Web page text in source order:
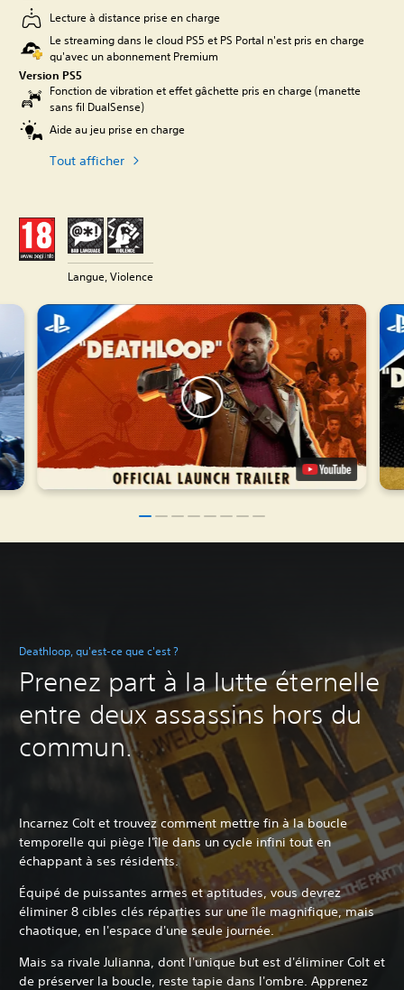
Lecture à distance prise en charge
Le streaming dans le cloud PS5 et PS Portal n'est pris en charge
qu'avec un abonnement Premium
Version PS5
Fonction de vibration et effet gâchette pris en charge (manette
sans fil DualSense)
Aide au jeu prise en charge
Tout afficher
Langue, Violence
Deathloop, qu'est-ce que c'est ?
Prenez part à la lutte éternelle
entre deux assassins hors du
commun.
Incarnez Colt et trouvez comment mettre fin à la boucle
temporelle qui piège l'île dans un cycle infini tout en
échappant à ses résidents.
Équipé de puissantes armes et aptitudes, vous devrez
éliminer 8 cibles clés réparties sur une île magnifique, mais
chaotique, en l'espace d'une seule journée.
Mais sa rivale Julianna, dont l'unique but est d'éliminer Colt et
de préserver la boucle, reste tapie dans l'ombre. Apprenez